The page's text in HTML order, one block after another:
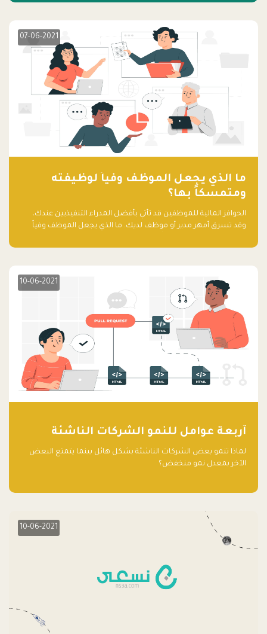
07-06-2021
ما الذي يجعل الموظف وفياً لوظيفته
ومتمسكاً بها؟
الحوافز المالية للموظفين قد تأتي بأفضل المدراء التنفيذيين عندك،
وقد تسرق أمهر مدير أو موظف لديك. ما الذي يجعل الموظف وفياً
10-06-2021
آربعة عوامل للنمو الشركات الناشئة
لماذا تنمو بعض الشركات الناشئة بشكل هائل بينما يتمتع البعض
الآخر بمعدل نمو منخفض؟
10-06-2021